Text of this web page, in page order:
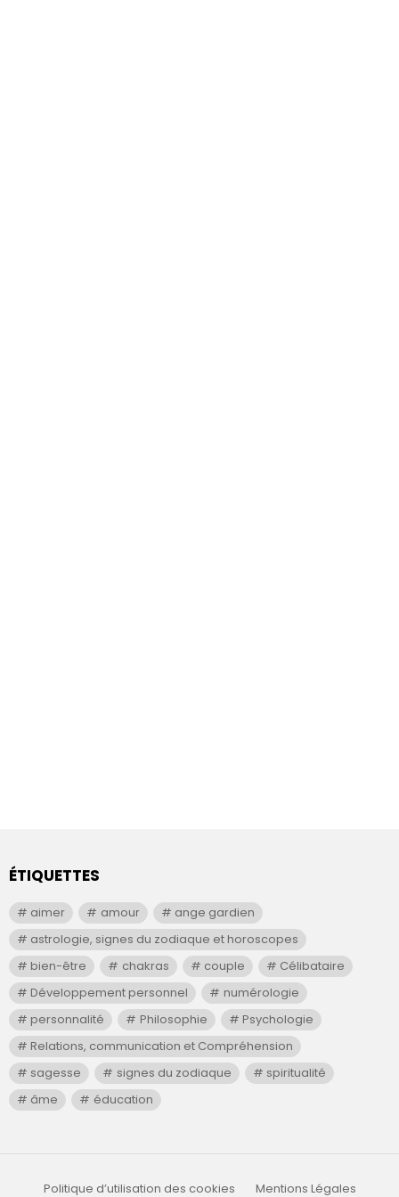
ÉTIQUETTES
aimer amour
ange gardien
astrologie, signes du zodiaque et horoscopes
bien-être
chakras couple
Célibataire
Développement personnel
numérologie
personnalité
Philosophie
Psychologie
Relations, communication et Compréhension
sagesse
signes du zodiaque
spiritualité
âme
éducation
Politique d’utilisation des cookies
Mentions Légales